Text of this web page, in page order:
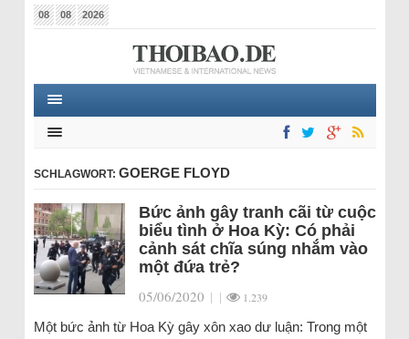
08 08 2026
SCHLAGWORT: GOERGE FLOYD
Bức ảnh gây tranh cãi từ cuộc
biểu tình ở Hoa Kỳ: Có phải
cảnh sát chĩa súng nhắm vào
một đứa trẻ?
05/06/2020 | | 1.239
Một bức ảnh từ Hoa Kỳ gây xôn xao dư luận: Trong một